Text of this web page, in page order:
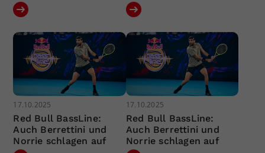
17.10.2025
Red Bull BassLine:
Auch Berrettini und
Norrie schlagen auf
17.10.2025
Red Bull BassLine:
Auch Berrettini und
Norrie schlagen auf